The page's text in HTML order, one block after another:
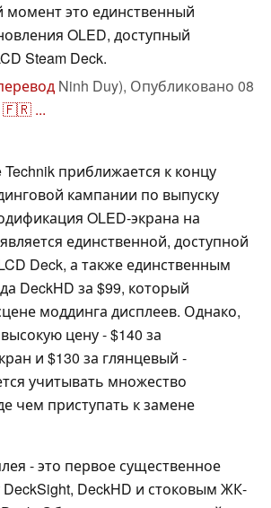
момент это единственный
OLED, доступный
Steam Deck.
Ninh Duy), Опубликовано 08
🇫🇷 ...
приближается к концу
кампании по выпуску
OLED-экрана на
единственной, доступной
Deck, а также единственным
DeckHD за $99, который
моддинга дисплеев. Однако,
цену - $140 за
и $130 за глянцевый -
учитывать множество
чем приступать к замене
- это первое существенное
DeckHD и стоковым ЖК-